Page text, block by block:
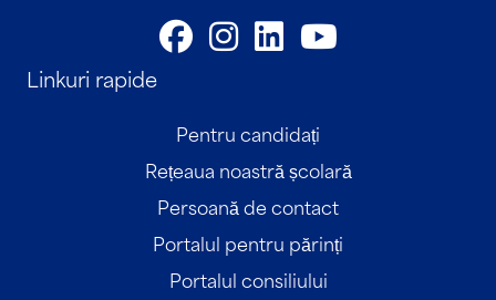
Linkuri rapide
Pentru candidați
Rețeaua noastră școlară
Persoană de contact
Portalul pentru părinți
Portalul consiliului